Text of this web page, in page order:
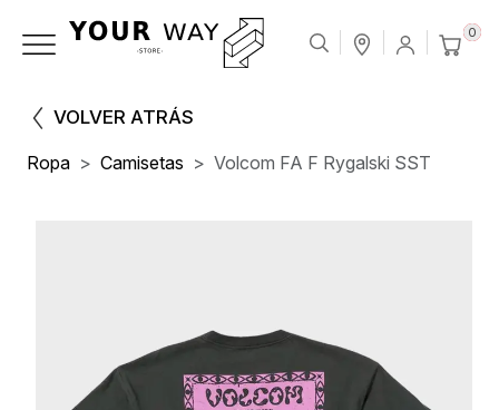
0
VOLVER ATRÁS
Ropa Camisetas Volcom FA F Rygalski SST